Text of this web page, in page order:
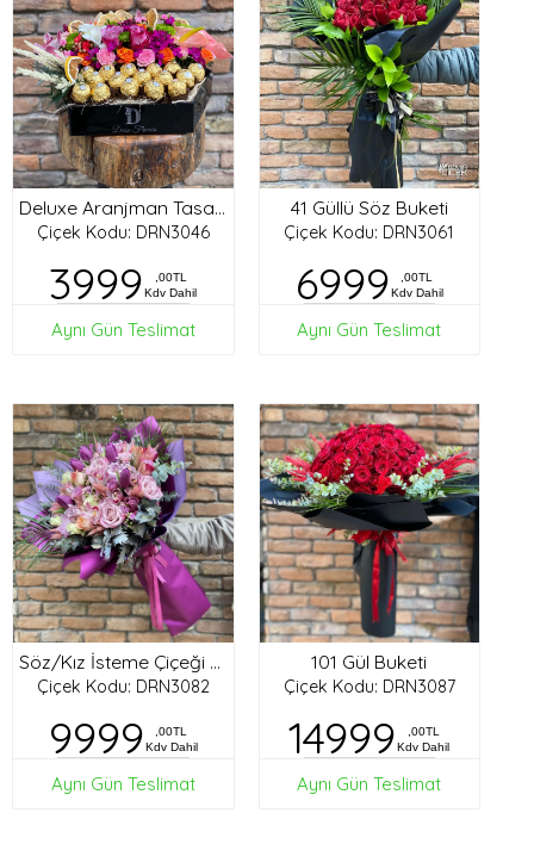
Deluxe Aranjman Tasarım
Çiçek Kodu: DRN3046
3999
,00TL
Kdv Dahil
Aynı Gün Teslimat
41 Güllü Söz Buketi
Çiçek Kodu: DRN3061
6999
,00TL
Kdv Dahil
Aynı Gün Teslimat
Söz/Kız İsteme Çiçeği Buketi
Çiçek Kodu: DRN3082
9999
,00TL
Kdv Dahil
Aynı Gün Teslimat
101 Gül Buketi
Çiçek Kodu: DRN3087
14999
,00TL
Kdv Dahil
Aynı Gün Teslimat